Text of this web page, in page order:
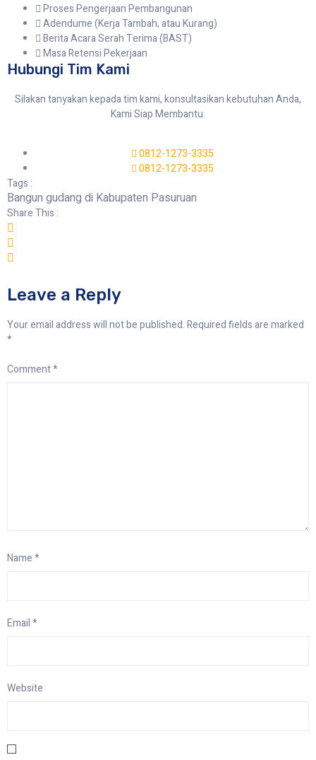
Proses Pengerjaan Pembangunan
Adendume (Kerja Tambah, atau Kurang)
Berita Acara Serah Terima (BAST)
Masa Retensi Pekerjaan
Hubungi Tim Kami
Silakan tanyakan kepada tim kami, konsultasikan kebutuhan Anda,
Kami Siap Membantu.
0812-1273-3335
0812-1273-3335
Tags :
Bangun gudang di Kabupaten Pasuruan
Share This :
Leave a Reply
Your email address will not be published.Required fields are marked
*
Comment*
Name*
Email*
Website